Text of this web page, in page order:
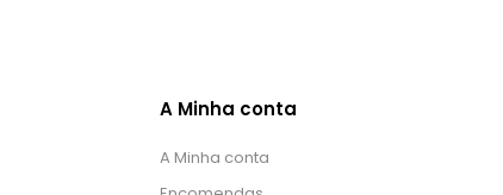
A Minha conta
A Minha conta